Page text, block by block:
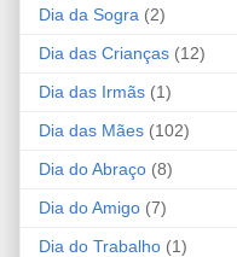
Dia da Sogra (2)
Dia das Crianças (12)
Dia das Irmãs (1)
Dia das Mães (102)
Dia do Abraço (8)
Dia do Amigo (7)
Dia do Trabalho (1)